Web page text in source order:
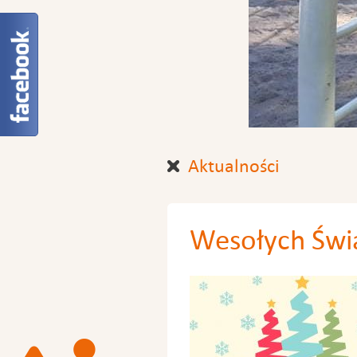
Aktualności
Wesołych